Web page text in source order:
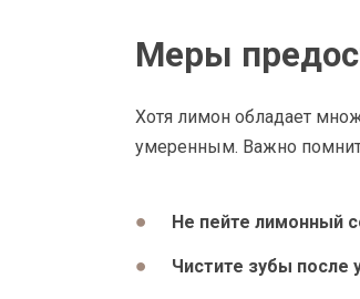
Меры
Хотя лимон обладает
умеренным. Важно
Не пейте лимонный
Чистите зубы после